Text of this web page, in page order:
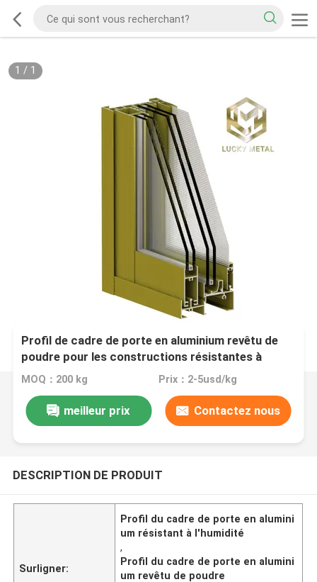
1 / 1
Profil de cadre de porte en aluminium revêtu de
poudre pour les constructions résistantes à
l'humidité
MOQ：200 kg Prix：2-5usd/kg
meilleur prix Contactez nous
DESCRIPTION DE PRODUIT
Surligner:
Profil du cadre de porte en alumini
um résistant à l'humidité
,
Profil du cadre de porte en alumini
um revêtu de poudre